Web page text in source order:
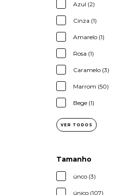
Azul (2)
Cinza (1)
Amarelo (1)
Rosa (1)
Caramelo (3)
Marrom (50)
Bege (1)
VER TODOS
Tamanho
únco (3)
único (107)